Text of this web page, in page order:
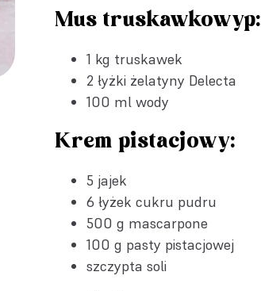
Mus truskawkowyp:
1 kg truskawek
2 łyżki żelatyny Delecta
100 ml wody
Krem pistacjowy:
5 jajek
6 łyżek cukru pudru
500 g mascarpone
100 g pasty pistacjowej
szczypta soli